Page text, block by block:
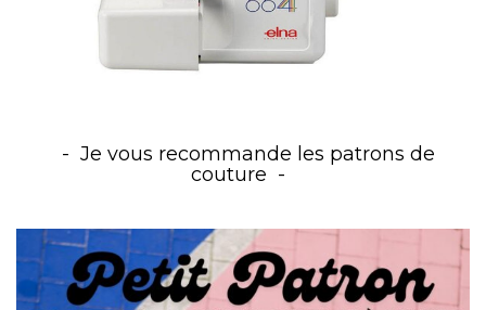
Je vous recommande les patrons de
couture